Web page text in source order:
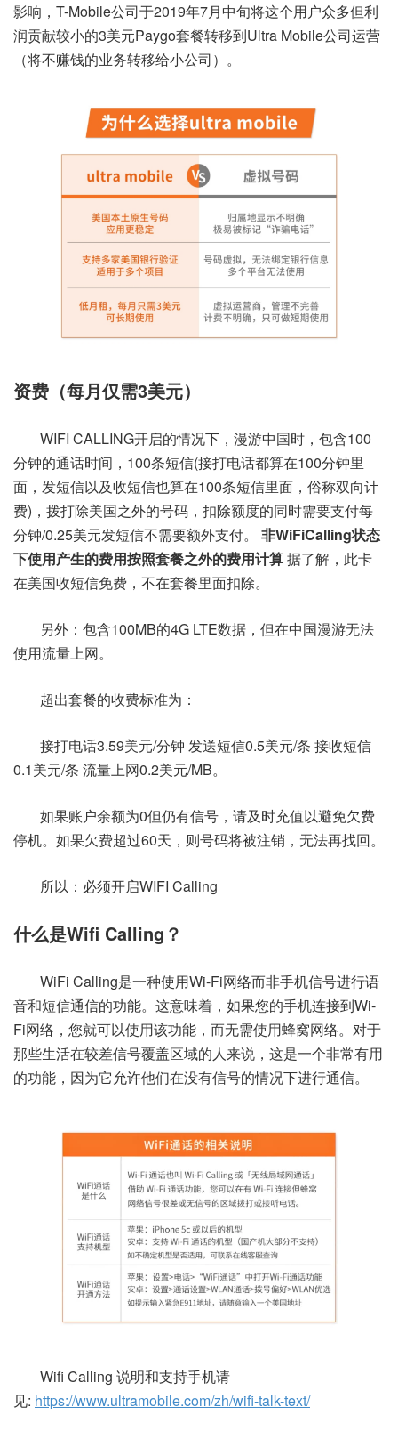
影响，T-Mobile公司于2019年7月中旬将这个用户众多但利
润贡献较小的3美元Paygo套餐转移到Ultra Mobile公司运营
（将不赚钱的业务转移给小公司）。
资费（每月仅需3美元）
WIFI CALLING开启的情况下，漫游中国时，包含100
分钟的通话时间，100条短信(接打电话都算在100分钟里
面，发短信以及收短信也算在100条短信里面，俗称双向计
费)，拨打除美国之外的号码，扣除额度的同时需要支付每
分钟/0.25美元发短信不需要额外支付。 非WiFiCalling状态
下使用产生的费用按照套餐之外的费用计算据了解，此卡
在美国收短信免费，不在套餐里面扣除。
另外：包含100MB的4G LTE数据，但在中国漫游无法
使用流量上网。
超出套餐的收费标准为：
接打电话3.59美元/分钟 发送短信0.5美元/条 接收短信
0.1美元/条 流量上网0.2美元/MB。
如果账户余额为0但仍有信号，请及时充值以避免欠费
停机。如果欠费超过60天，则号码将被注销，无法再找回。
所以：必须开启WIFI Calling
什么是Wifi Calling？
WiFi Calling是一种使用Wi-Fi网络而非手机信号进行语
音和短信通信的功能。这意味着，如果您的手机连接到Wi-
Fi网络，您就可以使用该功能，而无需使用蜂窝网络。对于
那些生活在较差信号覆盖区域的人来说，这是一个非常有用
的功能，因为它允许他们在没有信号的情况下进行通信。
Wifi Calling 说明和支持手机请
见: https://www.ultramobile.com/zh/wifi-talk-text/